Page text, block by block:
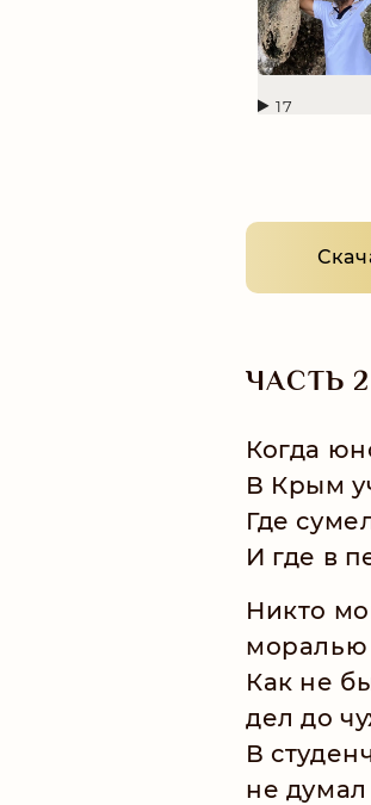
17
ЧАСТЬ
Когда
В Крым
Где
И где в
Никто
Как не
дел до
В
не